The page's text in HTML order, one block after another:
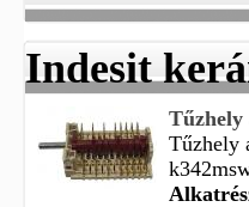
Indesit
Tűzhely
Tűzhely